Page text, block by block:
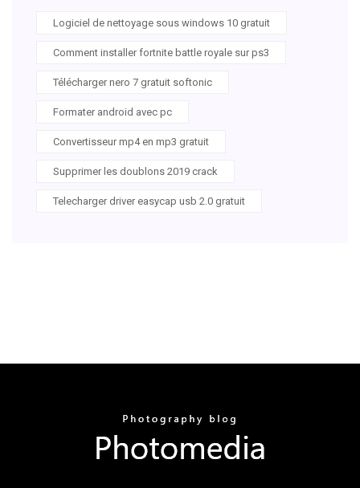
Logiciel de nettoyage sous windows 10 gratuit
Comment installer fortnite battle royale sur ps3
Télécharger nero 7 gratuit softonic
Formater android avec pc
Convertisseur mp4 en mp3 gratuit
Supprimer les doublons 2019 crack
Telecharger driver easycap usb 2.0 gratuit